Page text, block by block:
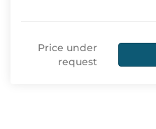
Price under
request